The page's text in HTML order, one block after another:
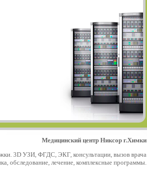
Медицинский центр Никсор г.Химки
3D УЗИ, ФГДС, ЭКГ, консультации, вызов врача
обследование, лечение, комплексные программы.